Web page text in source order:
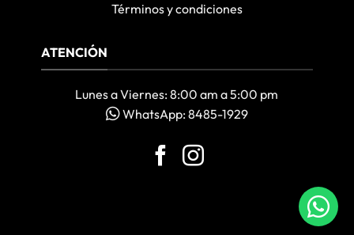
Términos y condiciones
ATENCIÓN
Lunes a Viernes: 8:00 am a 5:00 pm
WhatsApp: 8485-1929